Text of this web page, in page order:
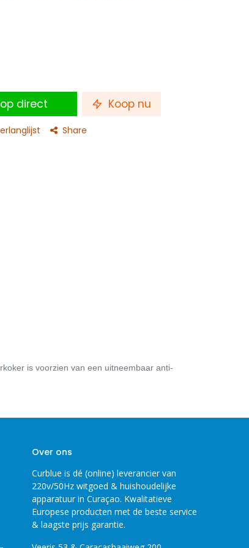
direct Koop nu
Share
is voorzien van een uitneembaar anti-
Over ons
Curblue is dé (online) leverancier van
220v/50Hz witgoed & huishoudelijke
apparatuur in Curaçao. Kwalitatieve
Europese producten met de beste service
& laagste prijs garantie.